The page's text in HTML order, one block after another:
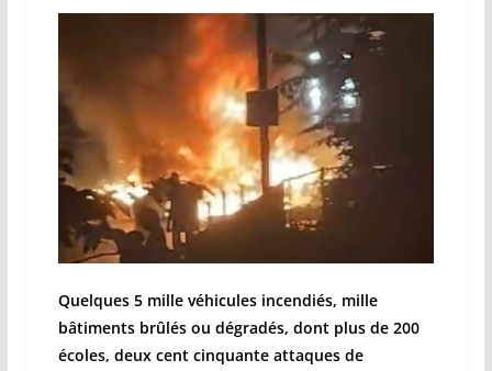
Quelques 5 mille véhicules incendiés, mille
bâtiments brûlés ou dégradés, dont plus de 200
écoles, deux cent cinquante attaques de